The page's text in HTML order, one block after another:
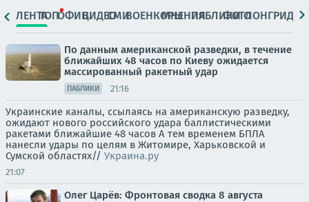
ЛЕНТАТОПОФИЦ.ВИДЕОСМИВОЕНКОРЫМНЕНИЯПАБЛИКИ
ФОТОЛОНГРИДЫ
По данным американской разведки, в течение
ближайших 48 часов по Киеву ожидается
массированный ракетный удар
ПАБЛИКИ 21:16
Украинские каналы, ссылаясь на американскую разведку,
ожидают нового российского удара баллистическими
ракетами ближайшие 48 часов А тем временем БПЛА
нанесли удары по целям в Житомире, Харьковской и
Сумской областях// Украина.ру
21:07
Олег Царёв: Фронтовая сводка 8 августа